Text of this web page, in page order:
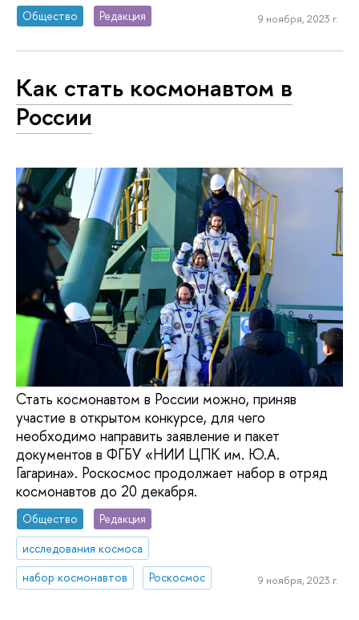
Общество Редакция 9 ноября, 2023 г.
Как стать космонавтом в
России
Стать космонавтом в России можно, приняв
участие в открытом конкурсе, для чего
необходимо направить заявление и пакет
документов в ФГБУ «НИИ ЦПК им. Ю.А.
Гагарина». Роскосмос продолжает набор в отряд
космонавтов до 20 декабря.
Общество
Редакция
исследования космоса
набор космонавтов
Роскосмос 9 ноября, 2023 г.